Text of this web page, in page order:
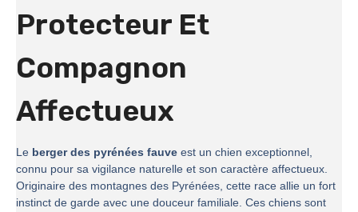
Protecteur Et
Compagnon
Affectueux
Le berger des pyrénées fauve est un chien exceptionnel,
connu pour sa vigilance naturelle et son caractère affectueux.
Originaire des montagnes des Pyrénées, cette race allie un fort
instinct de garde avec une douceur familiale. Ces chiens sont